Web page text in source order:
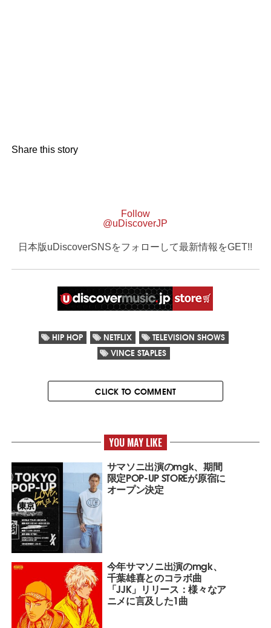
Share this story
Follow
@uDiscoverJP
日本版uDiscoverSNSをフォローして最新情報をGET!!
HIP HOP NETFLIX
TELEVISION SHOWS
VINCE STAPLES
CLICK TO COMMENT
YOU MAY LIKE
サマソニ出演のmgk、期間
限定POP-UP STOREが原宿に
オープン決定
今年サマソニ出演のmgk、
千葉雄喜とのコラボ曲
「JJK」リリース：様々なア
ニメに言及した1曲